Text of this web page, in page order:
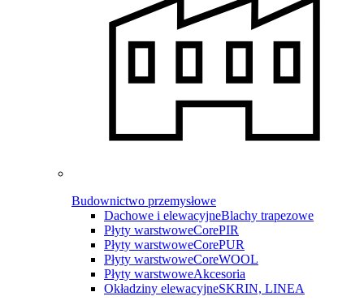
Budownictwo przemysłowe
Dachowe i elewacyjneBlachy trapezowe
Płyty warstwoweCorePIR
Płyty warstwoweCorePUR
Płyty warstwoweCoreWOOL
Płyty warstwoweAkcesoria
Okładziny elewacyjneSKRIN, LINEA